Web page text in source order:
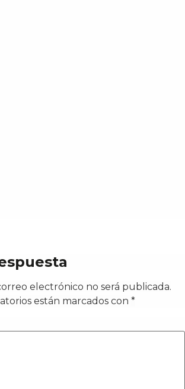
electrónico no será publicada.
están marcados con *